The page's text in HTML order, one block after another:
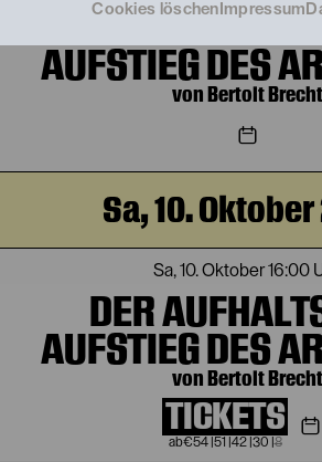
Cookies löschen Impressum
DER
AUFSTIEG DES
von Bertolt Brecht
Sa, 10.
Sa, 10. Oktober16:00
DER
AUFSTIEG DES
von Bertolt Brecht
TICKETS
€54 51 42 30 |8